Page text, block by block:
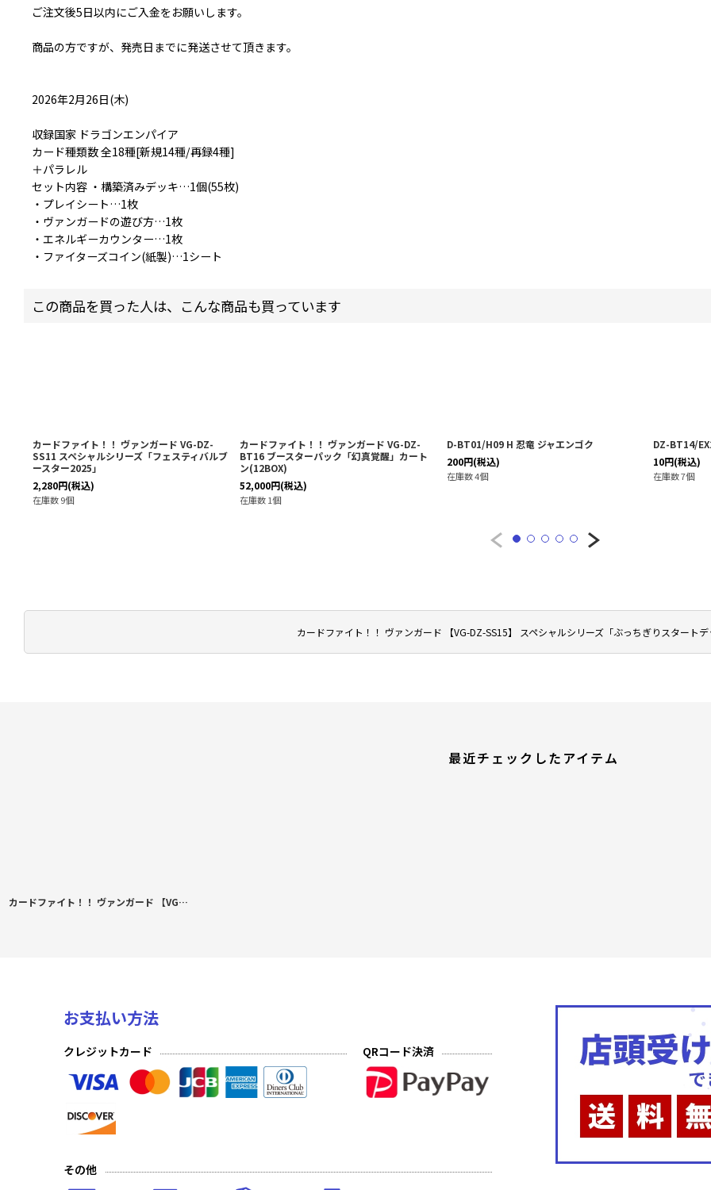
カードファイト！！ ヴァンガード 【VG-DZ-SS15】 スペシャルシリーズ「ぶっちぎりスタート
ご注文後5日以内にご入金をお願いします。
商品の方ですが、発売日までに発送させて頂きます。
2026年2月26日(木)
収録国家 ドラゴンエンパイア
カード種類数 全18種[新規14種/再録4種]
＋パラレル
セット内容 ・構築済みデッキ…1個(55枚)
・プレイシート…1枚
・ヴァンガードの遊び方…1枚
・エネルギーカウンター…1枚
・ファイターズコイン(紙製)…1シート
この商品を買った人は、こんな商品も買っています
カードファイト！！ ヴァンガード VG-DZ-
SS11 スペシャルシリーズ「フェスティバルブ
ースター2025」
2,280円(税込)
在庫数 9個
カードファイト！！ ヴァンガード VG-DZ-
BT16 ブースターパック「幻真覚醒」カート
ン(12BOX)
52,000円(税込)
在庫数 1個
D-BT01/H09 H 忍竜 ジャエンゴク
200円(税込)
在庫数 4個
DZ-BT14/
10円(税込)
在庫数 7個
最近チェックしたアイテム
カードファイト！！ ヴァンガード 【VG-DZ-SS15】 スペシャルシリーズ「ぶっちぎりスタートデッキ 帝国の暴竜」
お支払い方法
クレジットカード QRコード決済
その他